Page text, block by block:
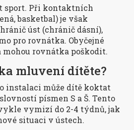
sport. Při kontaktních
basketbal) je však
úst (chránič dásní),
pro rovnátka. Obyčejné
rovnátka poškodit.
mluvení dítěte?
instalaci může dítě koktat
písmen S a Š. Tento
vymizí do 2-4 týdnů, jak
situaci v ústech.